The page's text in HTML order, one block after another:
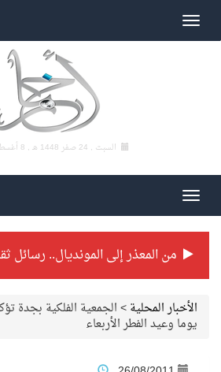
السبت , 24 صفر 1448 هـ , 8 أغسطس 2026 م
الأخبار المحلية>
يوما وعيد الفطر الأربعاء